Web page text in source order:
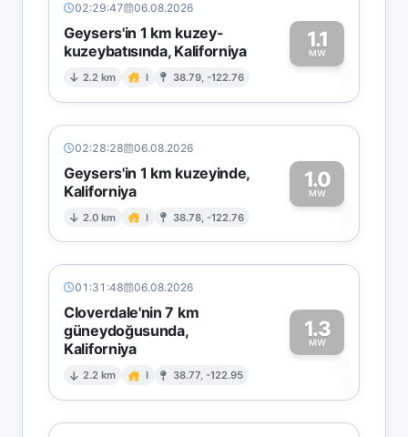
02:29:47 06.08.2026
Geysers'in 1 km kuzey-
kuzeybatısında, Kaliforniya
2.2 km I 38.79, -122.76
1.1
MW1
02:28:28 06.08.2026
Geysers'in 1 km kuzeyinde,
Kaliforniya
2.0 km I 38.78, -122.76
1.0
MW1
01:31:48 06.08.2026
Cloverdale'nin 7 km
güneydoğusunda,
Kaliforniya
2.2 km I 38.77, -122.95
1.3
MW
1